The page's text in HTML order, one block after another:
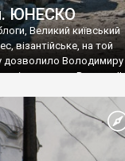
ЮНЕСКО
Великий київський
візантійське, на той
дозволило Володимиру
імператору Василю ІІ,
Василем-
Русі. На честь
[…]